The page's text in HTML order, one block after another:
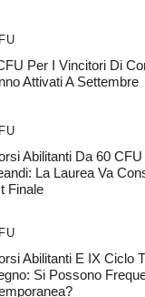
Per I Vincitori Di
Attivati A Settembre
Abilitanti Da 60 CFU
La Laurea Va
Finale
Abilitanti E IX Ciclo
Si Possono